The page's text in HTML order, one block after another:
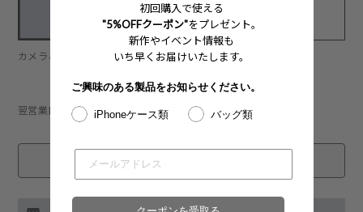
カメラご使用時のアクセサリーの映り込みについて:
翌営業日以内に発送：詳細は こちら
在庫切れ
初回購入で使える
"5%OFFクーポン"をプレゼント。
新作やイベント情報も
いち早くお届けいたします。
ご興味のある製品をお知らせください。
iPhoneケース類 バッグ類